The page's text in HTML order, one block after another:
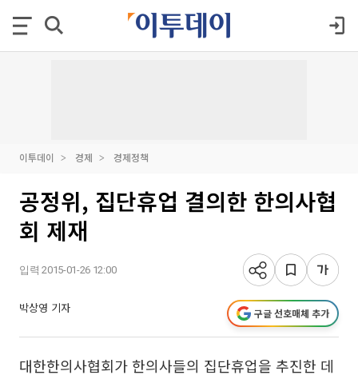
이투데이 경제 경제정책
공정위, 집단휴업 결의한 한의사협
회 제재
입력 2015-01-26 12:00
박상영 기자 구글 선호매체 추가
대한한의사협회가 한의사들의 집단휴업을 추진한 데